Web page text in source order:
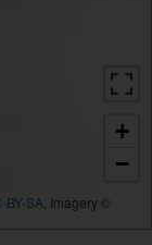
+
−
BY-SA , Imagery ©